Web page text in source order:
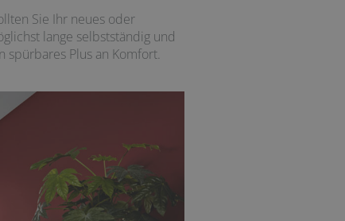
Sie Ihr neues oder
lange selbstständig und
spürbares Plus an Komfort.